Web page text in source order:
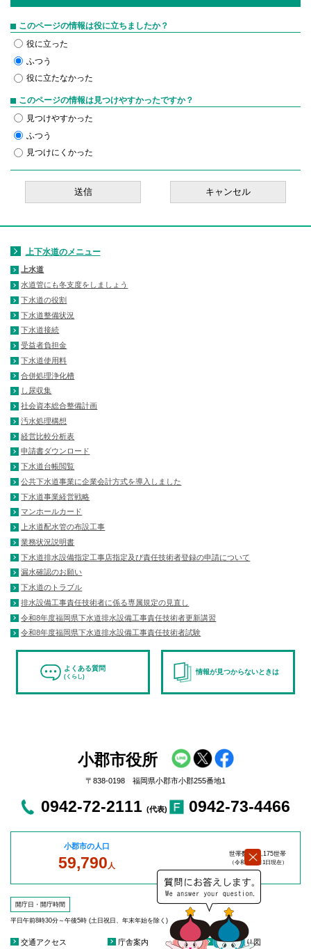
このページの情報は役に立ちましたか？
役に立った
ふつう
役に立たなかった
このページの情報は見つけやすかったですか？
見つけやすかった
ふつう
見つけにくかった
上下水道のメニュー
上水道
水道管にも冬支度をしましょう
下水道の役割
下水道整備状況
下水道接続
受益者負担金
下水道使用料
合併処理浄化槽
し尿収集
社会資本総合整備計画
汚水処理構想
経営比較分析表
申請書ダウンロード
下水道台帳閲覧
公共下水道事業に企業会計方式を導入しました
下水道事業経営戦略
マンホールカード
上水道配水管の布設工事
業務状況説明書
下水道排水設備指定工事店指定及び責任技術者登録の申請について
漏水確認のお願い
下水道のトラブル
排水設備工事責任技術者に係る専属規定の見直し
令和8年度福岡県下水道排水設備工事責任技術者更新講習
令和8年度福岡県下水道排水設備工事責任技術者試験
よくある質問
(くらし)
情報が見つからないときは
小郡市役所
〒838-0198 福岡県小郡市小郡255番地1
0942-72-2111 (代表) 0942-73-4466
小郡市の人口
59,790 人
世帯数：27,175世帯
（令和8年8月1日現在）
開庁日・開庁時間
平日午前8時30分～午後5時 (土日祝日、年末年始を除く)
交通アクセス 庁舎案内 庁舎見取り図